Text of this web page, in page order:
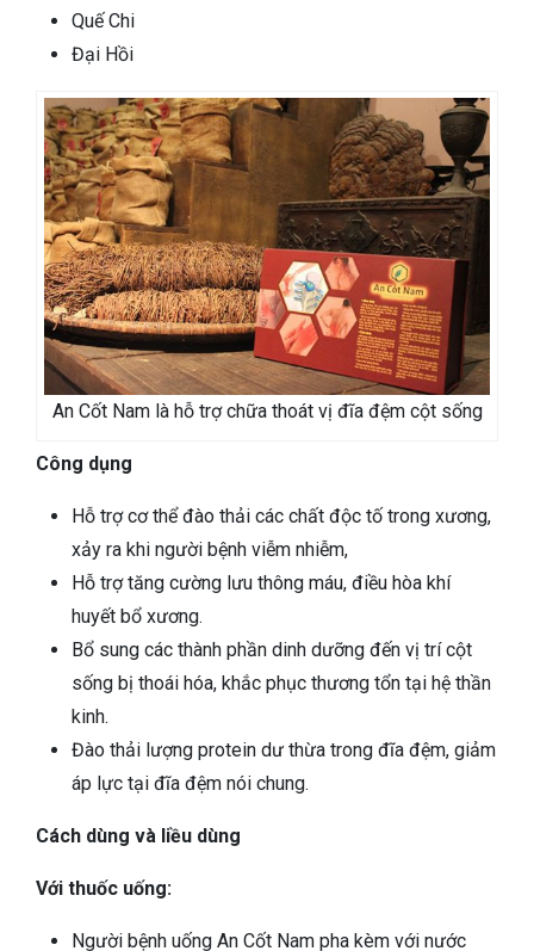
Quế Chi
Đại Hồi
An Cốt Nam là hỗ trợ chữa thoát vị đĩa đệm cột sống
Công dụng
Hỗ trợ cơ thể đào thải các chất độc tố trong xương,
xảy ra khi người bệnh viễm nhiễm,
Hỗ trợ tăng cường lưu thông máu, điều hòa khí
huyết bổ xương.
Bổ sung các thành phần dinh dưỡng đến vị trí cột
sống bị thoái hóa, khắc phục thương tổn tại hệ thần
kinh.
Đào thải lượng protein dư thừa trong đĩa đệm, giảm
áp lực tại đĩa đệm nói chung.
Cách dùng và liều dùng
Với thuốc uống:
Người bệnh uống An Cốt Nam pha kèm với nước